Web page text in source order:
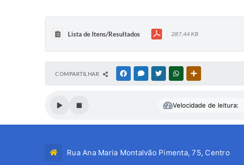
Lista de Itens/Resultados 287,44 KB
COMPARTILHAR FACEBOOKMESSENGER
TWITTERWHATSAPP
Velocidade de leitura:
Rua Ana Maria Montalvão Pimenta, 75, Centro